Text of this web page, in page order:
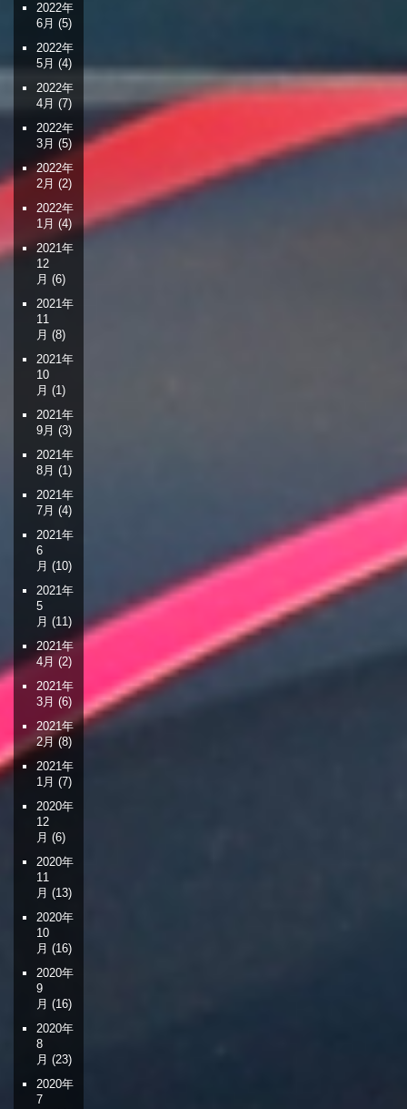
2022年
6月 (5)
2022年
5月 (4)
2022年
4月 (7)
2022年
3月 (5)
2022年
2月 (2)
2022年
1月 (4)
2021年
12
月 (6)
2021年
11
月 (8)
2021年
10
月 (1)
2021年
9月 (3)
2021年
8月 (1)
2021年
7月 (4)
2021年
6
月 (10)
2021年
5
月 (11)
2021年
4月 (2)
2021年
3月 (6)
2021年
2月(8)
2021年
1月 (7)
2020年
12
月 (6)
2020年
11
月 (13)
2020年
10
月 (16)
2020年
9
月 (16)
2020年
8
月 (23)
2020年
7